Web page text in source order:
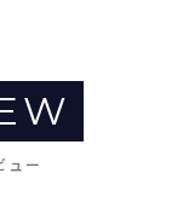
ュー